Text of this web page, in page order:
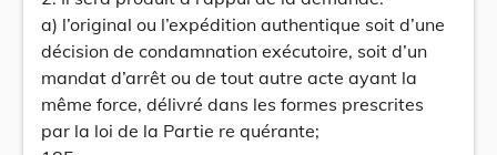
a) l’original ou l’expédition authentique soit d’une
décision de condamnation exécutoire, soit d’un
mandat d’arrêt ou de tout autre acte ayant la
même force, délivré dans les formes prescrites
par la loi de la Partie re quérante;